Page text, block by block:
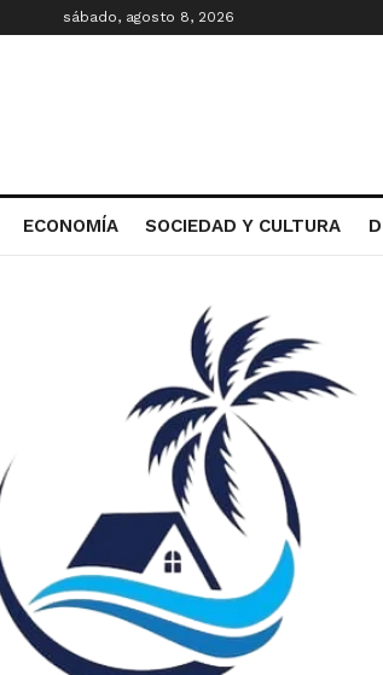
sábado, agosto 8, 2026
ECONOMÍA SOCIEDAD Y CULTURA